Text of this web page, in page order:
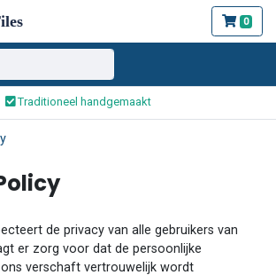
0
Traditioneel handgemaakt
de privacy van alle gebruikers van
er zorg voor dat de persoonlijke
verschaft vertrouwelijk wordt